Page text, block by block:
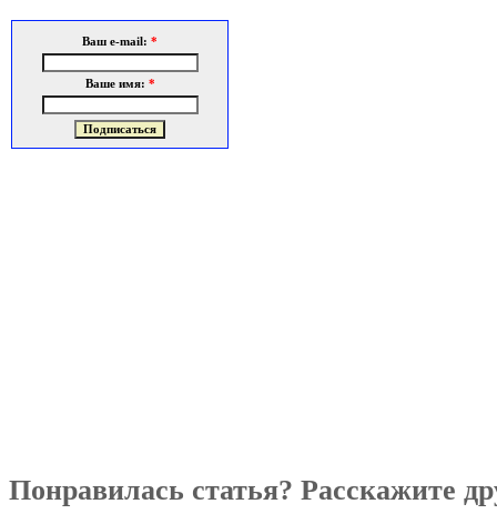
Ваш e-mail: *
Ваше имя: *
Понравилась статья? Расскажите